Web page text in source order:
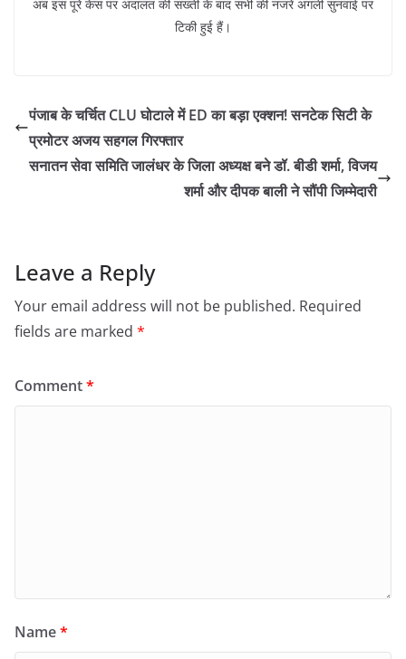
अब इस पूरे केस पर अदालत की सख्ती के बाद सभी की नजरें अगली सुनवाई पर
टिकी हुई हैं।
पंजाब के चर्चित CLU घोटाले में ED का बड़ा एक्शन! सनटेक सिटी के
प्रमोटर अजय सहगल गिरफ्तार
सनातन सेवा समिति जालंधर के जिला अध्यक्ष बने डॉ. बीडी शर्मा, विजय
शर्मा और दीपक बाली ने सौंपी जिम्मेदारी
Leave a Reply
Your email address will not be published. Required
fields are marked *
Comment*
Name*